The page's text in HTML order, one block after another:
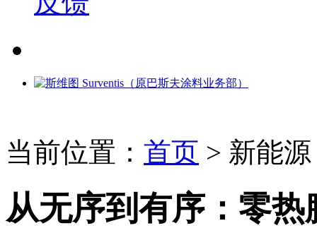
当前位置： 首页 > 新能源
从无序到有序：零